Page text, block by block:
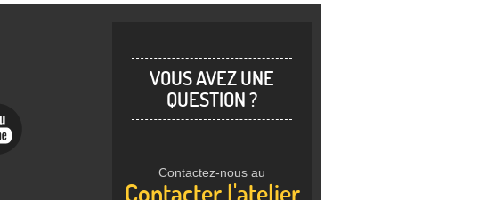
VOUS AVEZ UNE
QUESTION ?
Contactez-nous au
Contacter l'atelier